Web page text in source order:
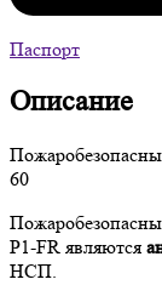
Паспорт
Описание
60
P1-FR являются
НСП.